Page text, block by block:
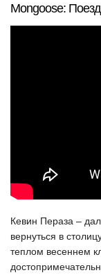
Mongoose:
Кевин Пераза –
вернуться в
теплом весеннем